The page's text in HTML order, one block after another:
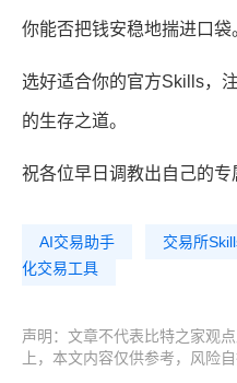
你能否把钱安稳地揣进口袋
选好适合你的官方Skills，
的生存之道。
祝各位早日调教出自己的专
AI交易助手 交易所
化交易工具
声明：文章不代表比特之家观
上，本文内容仅供参考，风险